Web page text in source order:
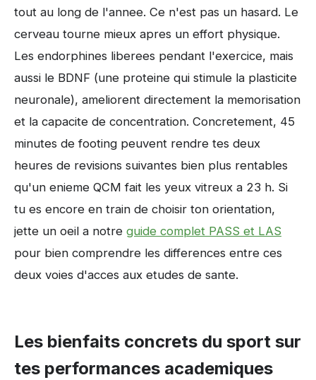
tout au long de l'annee. Ce n'est pas un hasard. Le
cerveau tourne mieux apres un effort physique.
Les endorphines liberees pendant l'exercice, mais
aussi le BDNF (une proteine qui stimule la plasticite
neuronale), ameliorent directement la memorisation
et la capacite de concentration. Concretement, 45
minutes de footing peuvent rendre tes deux
heures de revisions suivantes bien plus rentables
qu'un enieme QCM fait les yeux vitreux a 23 h. Si
tu es encore en train de choisir ton orientation,
jette un oeil a notre guide complet PASS et LAS
pour bien comprendre les differences entre ces
deux voies d'acces aux etudes de sante.
Les bienfaits concrets du sport sur
tes performances academiques